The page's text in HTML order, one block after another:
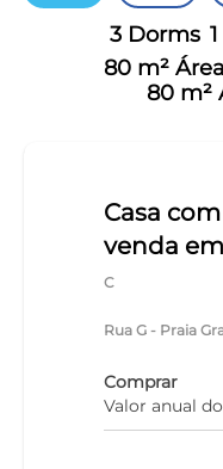
3 Dorms
80 m²
80 m²
Casa
venda
C
Rua G - Praia
Comprar
Valor anual